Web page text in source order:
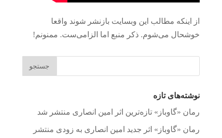
از اینکه مطالب این وبسایت بازنشر شوند واقعا
خوشحال می‌شوم. ذکر منبع اما الزامی‌ست. ممنونم!
نوشته‌های تازه
رمان «گاوباز» تازه‌ترین اثر امین انصاری منتشر شد
رمان «گاوباز» اثر جدید امین انصاری به زودی منتشر